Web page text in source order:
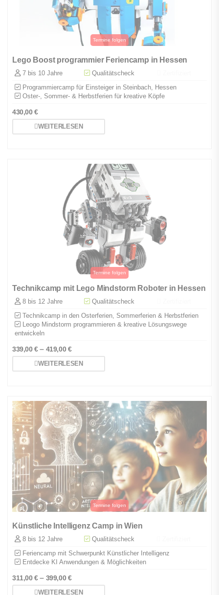
Lego Boost programmier Feriencamp in Hessen
7 bis 10 Jahre Qualitätscheck
Programmiercamp für Einsteiger in Steinbach, Hessen
Oster-, Sommer- & Herbstferien für kreative Köpfe
430,00€
WEITERLESEN
Technikcamp mit Lego Mindstorm Roboter in Hessen
8 bis 12 Jahre Qualitätscheck
Technikcamp in den Osterferien, Sommerferien & Herbstferien
Leogo Mindstorm programmieren & kreative Lösungswege
entwickeln
339,00€– 419,00€
WEITERLESEN
Künstliche Intelligenz Camp in Wien
8 bis 12 Jahre Qualitätscheck
Feriencamp mit Schwerpunkt Künstlicher Intelligenz
Entdecke KI Anwendungen & Möglichkeiten
311,00€– 399,00€
WEITERLESEN